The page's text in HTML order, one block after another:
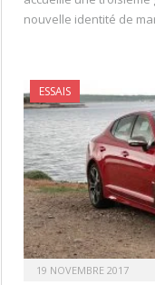
nouvelle identité de
ESSAIS
19 NOVEMBRE 2017